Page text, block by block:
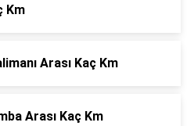
Km
Arası Kaç Km
Arası Kaç Km